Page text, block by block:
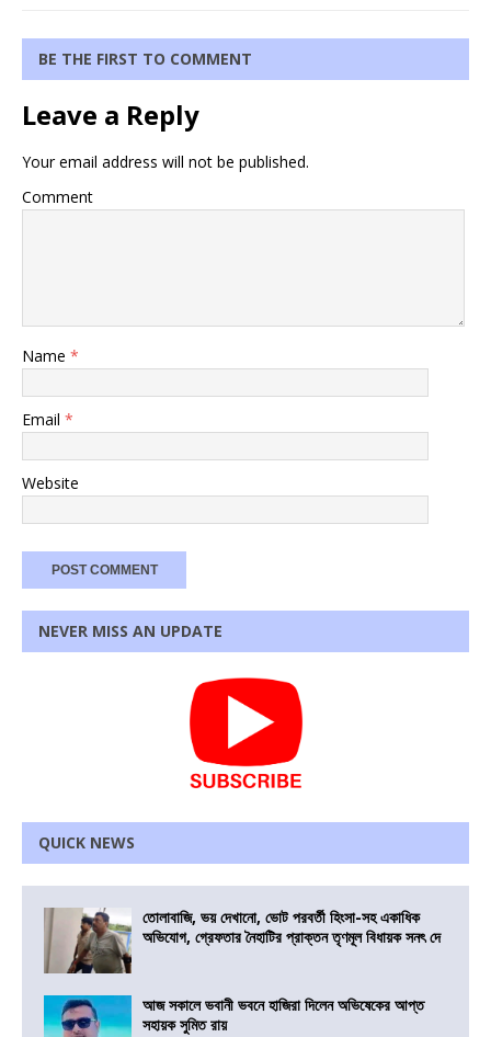
BE THE FIRST TO COMMENT
Leave a Reply
Your email address will not be published.
Comment
Name *
Email *
Website
NEVER MISS AN UPDATE
QUICK NEWS
তোলাবাজি, ভয় দেখানো, ভোট পরবর্তী হিংসা-সহ একাধিক
অভিযোগ, গ্রেফতার নৈহাটির প্রাক্তন তৃণমূল বিধায়ক সনৎ দে
আজ সকালে ভবানী ভবনে হাজিরা দিলেন অভিষেকের আপ্ত
সহায়ক সুমিত রায়